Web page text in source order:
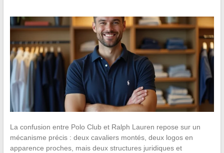
La confusion entre Polo Club et Ralph Lauren repose sur un
mécanisme précis : deux cavaliers montés, deux logos en
apparence proches, mais deux structures juridiques et